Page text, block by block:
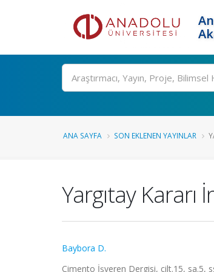
Ara
ANA SAYFA SON EKLENEN YAYINLAR
Yargıtay Kararı
Baybora D.
Çimento İşveren Dergisi, cilt.15, sa.5,